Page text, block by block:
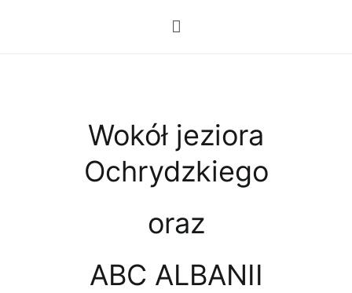
Wokół jeziora
Ochrydzkiego
oraz
ABC ALBANII